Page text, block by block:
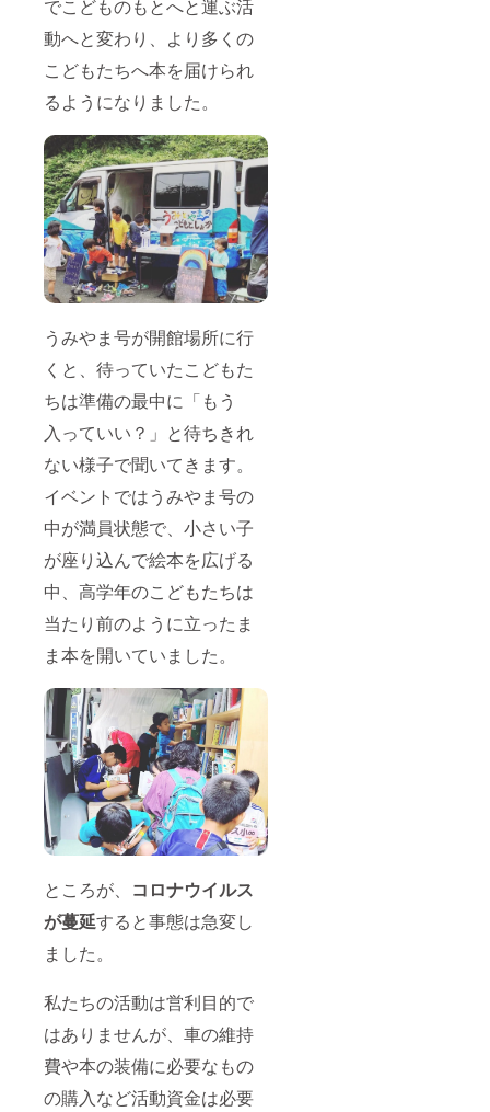
でこどものもとへと運ぶ活
動へと変わり、より多くの
こどもたちへ本を届けられ
るようになりました。
うみやま号が開館場所に行
くと、待っていたこどもた
ちは準備の最中に「もう
入っていい？」と待ちきれ
ない様子で聞いてきます。
イベントではうみやま号の
中が満員状態で、小さい子
が座り込んで絵本を広げる
中、高学年のこどもたちは
当たり前のように立ったま
ま本を開いていました。
ところが、 コロナウイルス
が蔓延すると事態は急変し
ました。
私たちの活動は営利目的で
はありませんが、車の維持
費や本の装備に必要なもの
の購入など活動資金は必要